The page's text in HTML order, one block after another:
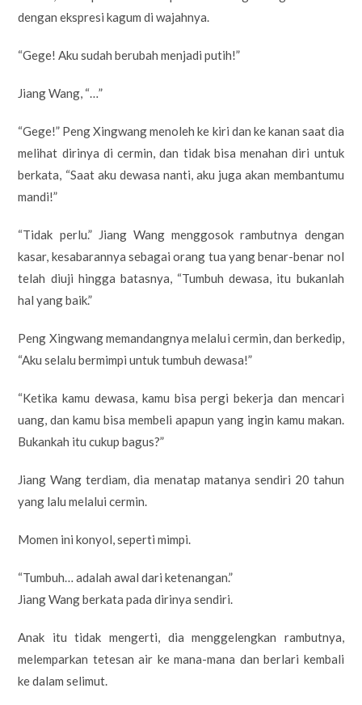
dengan ekspresi kagum di wajahnya.
“Gege! Aku sudah berubah menjadi putih!”
Jiang Wang, “…”
“Gege!” Peng Xingwang menoleh ke kiri dan ke kanan saat dia
melihat dirinya di cermin, dan tidak bisa menahan diri untuk
berkata, “Saat aku dewasa nanti, aku juga akan membantumu
mandi!”
“Tidak perlu.” Jiang Wang menggosok rambutnya dengan
kasar, kesabarannya sebagai orang tua yang benar-benar nol
telah diuji hingga batasnya, “Tumbuh dewasa, itu bukanlah
hal yang baik.”
Peng Xingwang memandangnya melalui cermin, dan berkedip,
“Aku selalu bermimpi untuk tumbuh dewasa!”
“Ketika kamu dewasa, kamu bisa pergi bekerja dan mencari
uang, dan kamu bisa membeli apapun yang ingin kamu makan.
Bukankah itu cukup bagus?”
Jiang Wang terdiam, dia menatap matanya sendiri 20 tahun
yang lalu melalui cermin.
Momen ini konyol, seperti mimpi.
“Tumbuh… adalah awal dari ketenangan.”
Jiang Wang berkata pada dirinya sendiri.
Anak itu tidak mengerti, dia menggelengkan rambutnya,
melemparkan tetesan air ke mana-mana dan berlari kembali
ke dalam selimut.